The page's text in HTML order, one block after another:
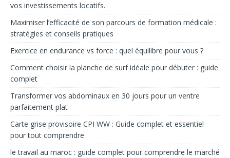
vos investissements locatifs.
Maximiser l’efficacité de son parcours de formation médicale :
stratégies et conseils pratiques
Exercice en endurance vs force : quel équilibre pour vous ?
Comment choisir la planche de surf idéale pour débuter : guide
complet
Transformer vos abdominaux en 30 jours pour un ventre
parfaitement plat
Carte grise provisoire CPI WW : Guide complet et essentiel
pour tout comprendre
le travail au maroc : guide complet pour comprendre le marché